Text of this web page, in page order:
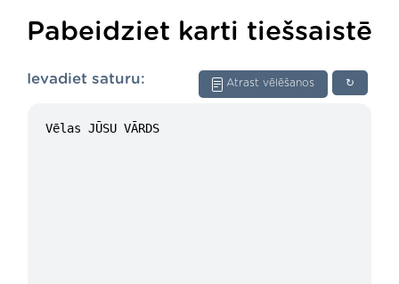
Pabeidziet karti tiešsaistē
↻
Atrast vēlēšanos
Ievadiet saturu: